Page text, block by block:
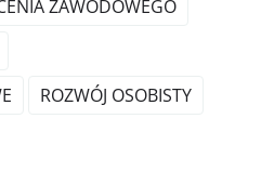
ZAWODOWEGO
ROZWÓJ OSOBISTY